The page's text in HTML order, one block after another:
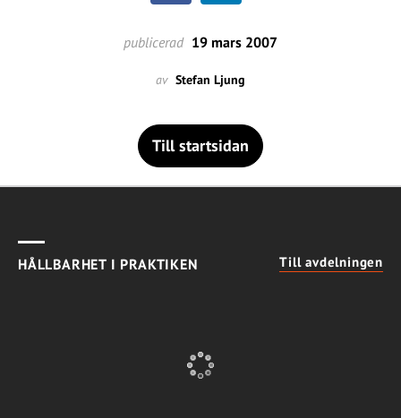
publicerad 19 mars 2007
av Stefan Ljung
Till startsidan
HÅLLBARHET I PRAKTIKEN Till avdelningen